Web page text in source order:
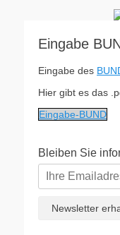
Eingabe
Eingabe des
Hier gibt es das
Eingabe-BUND
Bleiben Sie